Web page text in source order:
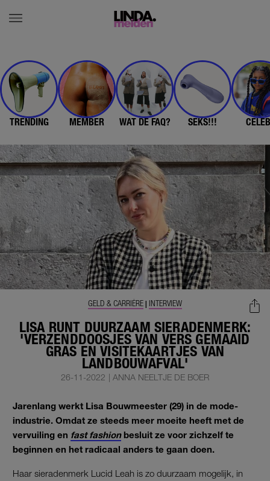
TRENDING MEMBER WAT DE FAQ? SEKS!!!
LISA RUNT DUURZAAM SIERADENMERK:
'VERZENDDOOSJES VAN VERS GEMAAID
GRAS EN VISITEKAARTJES VAN
LANDBOUWAFVAL'
GELD & CARRIÈRE | INTERVIEW
26-11-2022 | ANNA NEELTJE DE BOER
Jarenlang werkt Lisa Bouwmeester (29) in de mode-
industrie. Omdat ze steeds meer moeite heeft met de
vervuiling en fast fashionbesluit ze voor zichzelf te
beginnen en het radicaal anders te gaan doen.
Haar sieradenmerk Lucid Leah is zo duurzaam mogelijk, in